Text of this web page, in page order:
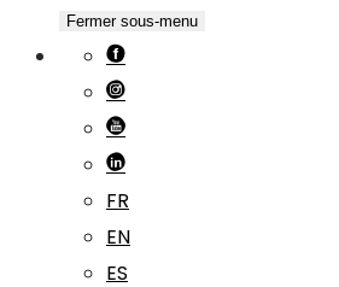
Fermer sous-menu
FR
EN
ES